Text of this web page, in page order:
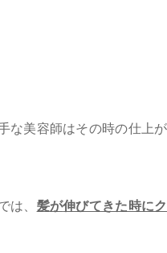
な美容師はその時の仕上
は、 髪が伸びてきた時に